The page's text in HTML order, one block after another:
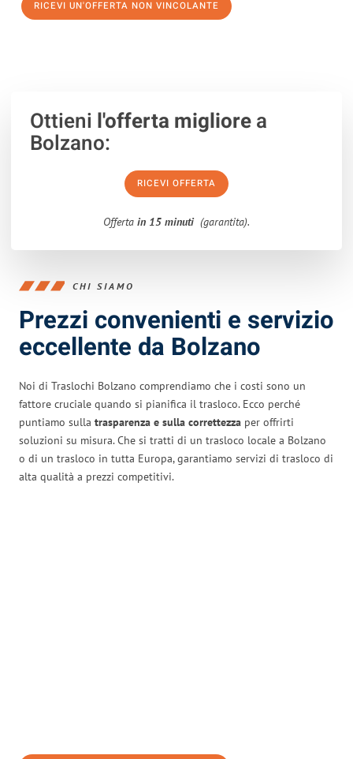
RICEVI UN'OFFERTA NON VINCOLANTE
Ottieni l'offerta migliorea
Bolzano:
RICEVI OFFERTA
Offerta in 15 minuti (garantita).
CHI SIAMO
Prezzi convenienti e servizio
eccellente da Bolzano
Noi di Traslochi Bolzano comprendiamo che i costi sono un
fattore cruciale quando si pianifica il trasloco. Ecco perché
puntiamo sulla trasparenza e sulla correttezza per offrirti
soluzioni su misura. Che si tratti di un trasloco locale a Bolzano
o di un trasloco in tutta Europa, garantiamo servizi di trasloco di
alta qualità a prezzi competitivi.